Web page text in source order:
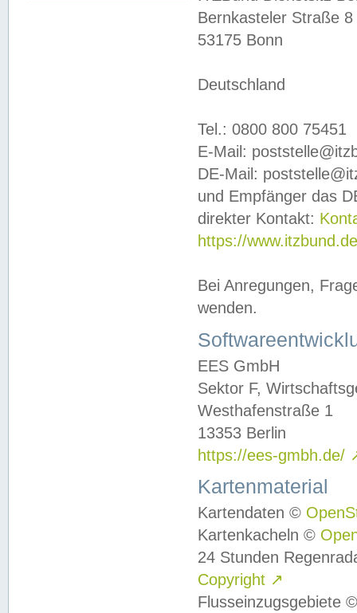
Bernkasteler Straße 8
53175 Bonn
Deutschland
Tel.: 0800 800 75451
E-Mail:
DE-Mail:
und Empfänger das
direkter Kontakt:
https://
Bei Anregungen,
wenden.
EES GmbH
Sektor F,
Westhafenstraße 1
13353 Berlin
https://ees-gmbh.de/
Kartenmaterial
Kartendaten ©
Kartenkacheln ©
24 Stunden
Copyright ↗
Flusseinzugsgebiete